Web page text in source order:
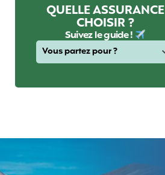
QUELLE ASSURANCE
CHOISIR ?
Suivez le guide !